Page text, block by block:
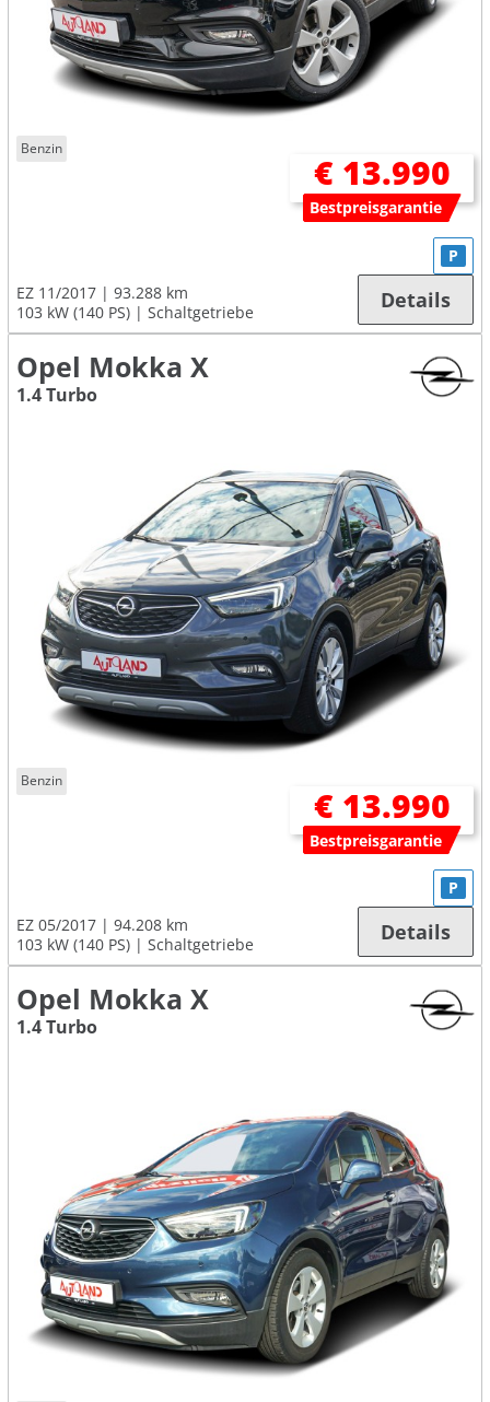
Benzin
€ 13.990
Bestpreisgarantie
EZ 11/2017
93.288 km
103 kW (140 PS)
Schaltgetriebe
P
Details
Opel Mokka X
1.4 Turbo
Benzin
€ 13.990
Bestpreisgarantie
EZ 05/2017
94.208 km
103 kW (140 PS)
Schaltgetriebe
P
Details
Opel Mokka X
1.4 Turbo